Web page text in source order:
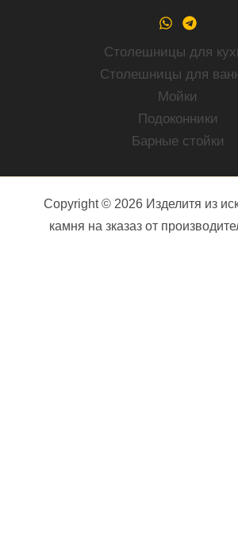
Столешницы для
Столешницы для
Мойки
Подоконники
Барные стойки
Copyright © 2026 Изделитя из
камня на зказаз от